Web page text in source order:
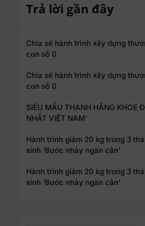
Trả lời gần đây
Chia sẻ hành trình xây dựng
con số 0
Chia sẻ hành trình xây dựng
con số 0
SIÊU MẪU THANH HẰNG KHOE
NHẤT VIỆT NAM’
Hành trình giảm 20 kg trong 3
sinh ‘Bước nhảy ngàn cân’
Hành trình giảm 20 kg trong 3
sinh ‘Bước nhảy ngàn cân’